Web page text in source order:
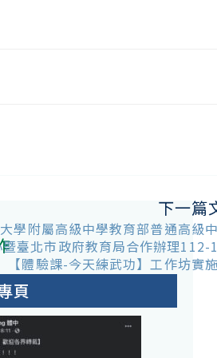
下一篇
學附屬高級中學教育部普通高級
臺北市政府教育局合作辦理112-
【體驗課-今天練武功】工作坊實
頁